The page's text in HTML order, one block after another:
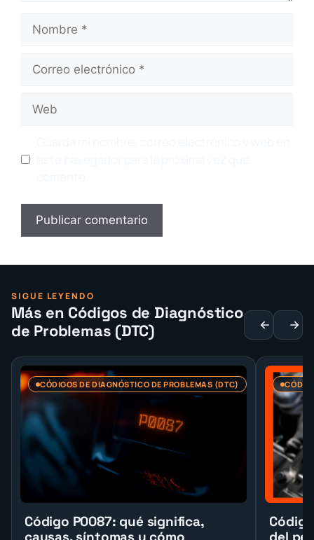
Nombre
Correo
electrónico
Web
SIGUE LEYENDO
Más en Códigos de Diagnóstico
de Problemas (DTC)
CÓDIGOS DE DIAGNÓSTICO DE PROBLEMAS (DTC)
Código P0087: qué significa,
causas, síntomas y cómo
del